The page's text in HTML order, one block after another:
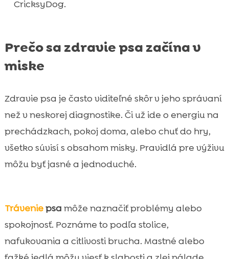
CricksyDog.
Prečo sa zdravie psa začína v
miske
Zdravie psa je často viditeľné skôr v jeho správaní
než v neskorej diagnostike. Či už ide o energiu na
prechádzkach, pokoj doma, alebo chuť do hry,
všetko súvisí s obsahom misky. Pravidlá pre výživu
môžu byť jasné a jednoduché.
Tráveniepsa môže naznačiť problémy alebo
spokojnosť. Poznáme to podľa stolice,
nafukovania a citlivosti brucha. Mastné alebo